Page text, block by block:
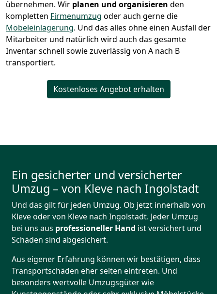
übernehmen. Wir planen und organisieren den
kompletten Firmenumzug oder auch gerne die
Möbeleinlagerung. Und das alles ohne einen Ausfall der
Mitarbeiter und natürlich wird auch das gesamte
Inventar schnell sowie zuverlässig von A nach B
transportiert.
Kostenloses Angebot erhalten
Ein gesicherter und versicherter
Umzug – von Kleve nach Ingolstadt
Und das gilt für jeden Umzug. Ob jetzt innerhalb von
Kleve oder von Kleve nach Ingolstadt. Jeder Umzug
bei uns aus professioneller Hand ist versichert und
Schäden sind abgesichert.
Aus eigener Erfahrung können wir bestätigen, dass
Transportschäden eher selten eintreten. Und
besonders wertvolle Umzugsgüter wie